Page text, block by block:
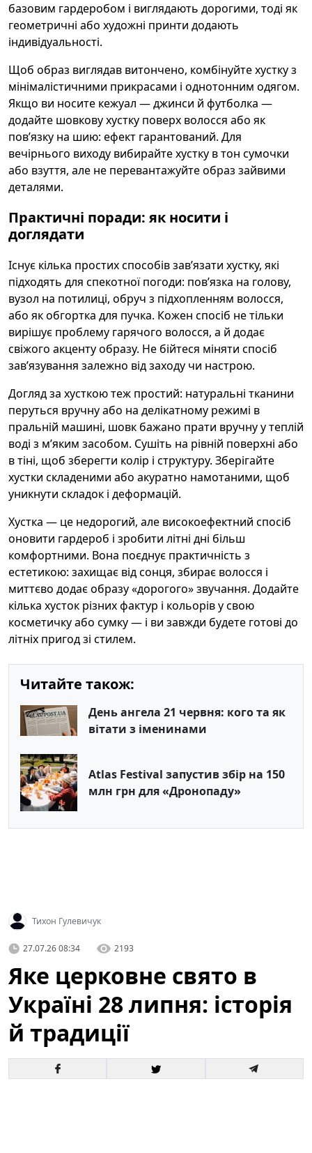
базовим гардеробом і виглядають дорогими, тоді як
геометричні або художні принти додають
індивідуальності.
Щоб образ виглядав витончено, комбінуйте хустку з
мінімалістичними прикрасами і однотонним одягом.
Якщо ви носите кежуал — джинси й футболка —
додайте шовкову хустку поверх волосся або як
пов’язку на шию: ефект гарантований. Для
вечірнього виходу вибирайте хустку в тон сумочки
або взуття, але не перевантажуйте образ зайвими
деталями.
Практичні поради: як носити і
доглядати
Існує кілька простих способів зав’язати хустку, які
підходять для спекотної погоди: пов’язка на голову,
вузол на потилиці, обруч з підхопленням волосся,
або як обгортка для пучка. Кожен спосіб не тільки
вирішує проблему гарячого волосся, а й додає
свіжого акценту образу. Не бійтеся міняти спосіб
зав’язування залежно від заходу чи настрою.
Догляд за хусткою теж простий: натуральні тканини
перуться вручну або на делікатному режимі в
пральній машині, шовк бажано прати вручну у теплій
воді з м’яким засобом. Сушіть на рівній поверхні або
в тіні, щоб зберегти колір і структуру. Зберігайте
хустки складеними або акуратно намотаними, щоб
уникнути складок і деформацій.
Хустка — це недорогий, але високоефектний спосіб
оновити гардероб і зробити літні дні більш
комфортними. Вона поєднує практичність з
естетикою: захищає від сонця, збирає волосся і
миттєво додає образу «дорогого» звучання. Додайте
кілька хусток різних фактур і кольорів у свою
косметичку або сумку — і ви завжди будете готові до
літніх пригод зі стилем.
Читайте також:
День ангела 21 червня: кого та як
вітати з іменинами
Atlas Festival запустив збір на 150
млн грн для «Дронопаду»
Тихон Гулевичук
27.07.26 08:34 2193
Яке церковне свято в
Україні 28 липня: історія
й традиції